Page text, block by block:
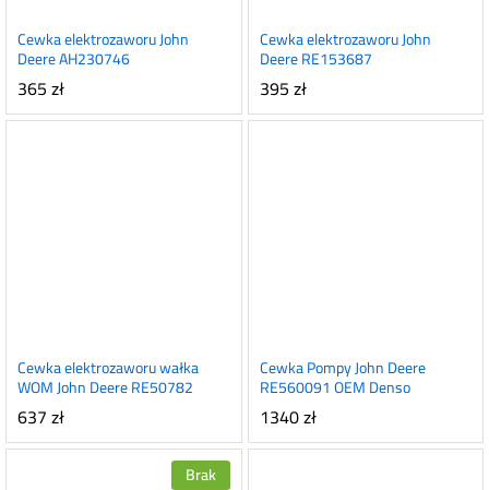
Cewka elektrozaworu John
Deere AH230746
365zł
Cewka elektrozaworu John
Deere RE153687
395zł
Cewka elektrozaworu wałka
WOM John Deere RE50782
637zł
Cewka Pompy John Deere
RE560091 OEM Denso
1340zł
Brak